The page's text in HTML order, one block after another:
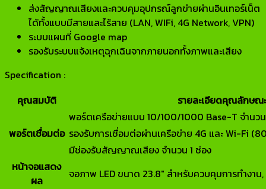
ส่งสัญญาณเสียงและควบคุมอุปกรณ์ลูกข่ายผ่านอินเทอร์เน็ต
ได้ทั้งแบบมีสายและไร้สาย (LAN, WIFi, 4G Network, VPN)
ระบบแผนที่ Google map
รองรับระบบแจ้งเหตุฉุกเฉินจากภายนอกทั้งภาพและเสียง
Specification :
คุณสมบัติ
รายละเอียดคุณลักษณะ
พอร์ตเชื่อมต่อ
พอร์ตเครือข่ายแบบ 10/100/1000 Base-T จำนว
รองรับการเชื่อมต่อผ่านเครือข่าย 4G และ Wi-Fi
มีช่องรับสัญญาณเสียง จำนวน 1 ช่อง
หน้าจอแสดง
ผล
จอภาพ LED ขนาด 23.8″ สำหรับควบคุมการทำงาน